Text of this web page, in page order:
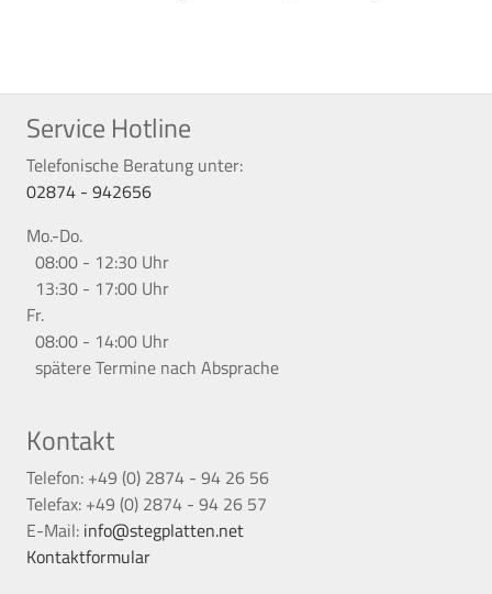
Service Hotline
Telefonische Beratung unter:
02874 - 942656
Mo.-Do.
08:00 - 12:30 Uhr
13:30 - 17:00 Uhr
Fr.
08:00 - 14:00 Uhr
spätere Termine nach Absprache
Kontakt
Telefon: +49 (0) 2874 - 94 26 56
Telefax: +49 (0) 2874 - 94 26 57
E-Mail: info@stegplatten.net
Kontaktformular